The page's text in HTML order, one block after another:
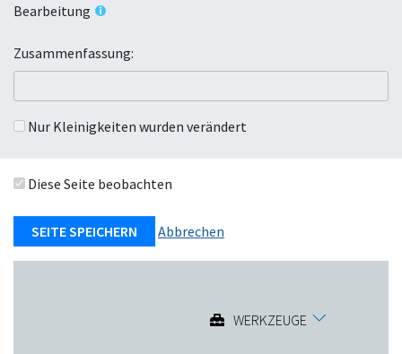
Bearbeitung
Zusammenfassung:
Nur Kleinigkeiten wurden verändert
Diese Seite beobachten
Abbrechen
WERKZEUGE